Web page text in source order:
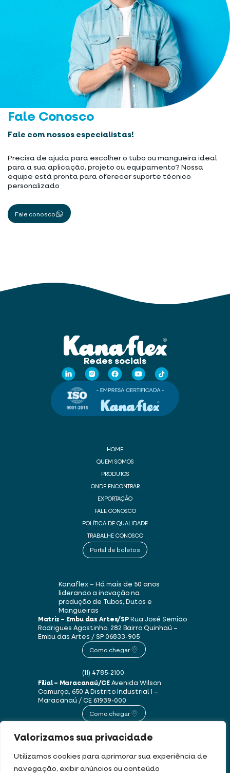
Valorizamos sua privacidade
Utilizamos cookies para aprimorar sua experiência de
navegação, exibir anúncios ou conteúdo
Fale Conosco
Fale com nossos especialistas!
Precisa de ajuda para escolher o tubo ou mangueira ideal
para a sua aplicação, projeto ou equipamento? Nossa
equipe está pronta para oferecer suporte técnico
personalizado
Fale conosco
Redes sociais
HOME
QUEM SOMOS
PRODUTOS
ONDE ENCONTRAR
EXPORTAÇÃO
FALE CONOSCO
POLÍTICA DE QUALIDADE
TRABALHE CONOSCO
Portal de boletos
Kanaflex – Há mais de 50 anos
liderando a inovação na
produção de Tubos, Dutos e
Mangueiras
Matriz – Embu das Artes/SPRua José Semião
Rodrigues Agostinho, 282 Bairro Quinhaú –
Embu das Artes / SP06833-905
Como chegar
(11) 4785-2100
Filial – Maracanaú/CEAvenida Wilson
Camurça, 650 ADistrito Industrial 1 –
Maracanaú / CE61939-000
Como chegar
(85) 3250-1235